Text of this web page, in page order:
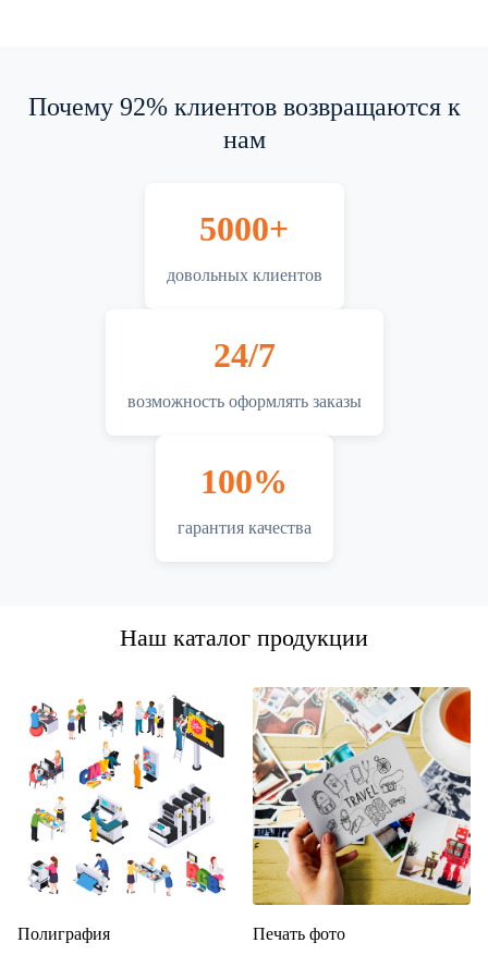
Почему 92% клиентов возвращаются к
нам
5000+
довольных клиентов
24/7
возможность оформлять заказы
100%
гарантия качества
Наш каталог продукции
Полиграфия Печать фото